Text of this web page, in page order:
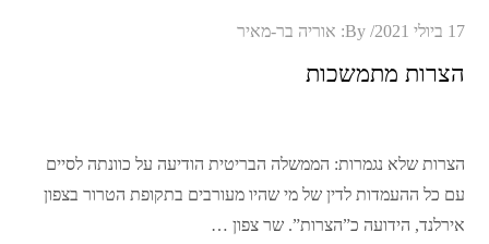
Posted
17 ביולי 2021 By: אוריה בר-מאיר
הצרות מתמשכות
הצרות שלא נגמרות: הממשלה הבריטית הודיעה על כוונתה לסיים
עם כל ההעמדות לדין של מי שהיו מעורבים בתקופת הטרור בצפון
אירלנד, הידועה כ”הצרות”. שר צפון …